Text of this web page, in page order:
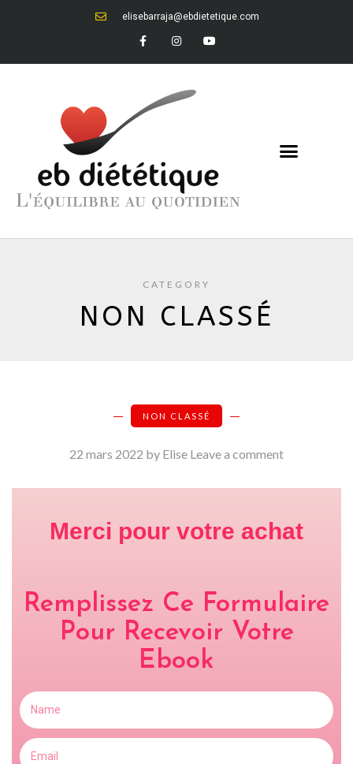
elisebarraja@ebdietetique.com
CATEGORY
NON CLASSÉ
NON CLASSÉ
22 mars 2022 by Elise Leave a comment
Merci pour votre achat
Remplissez Ce Formulaire
Pour Recevoir Votre
Ebook